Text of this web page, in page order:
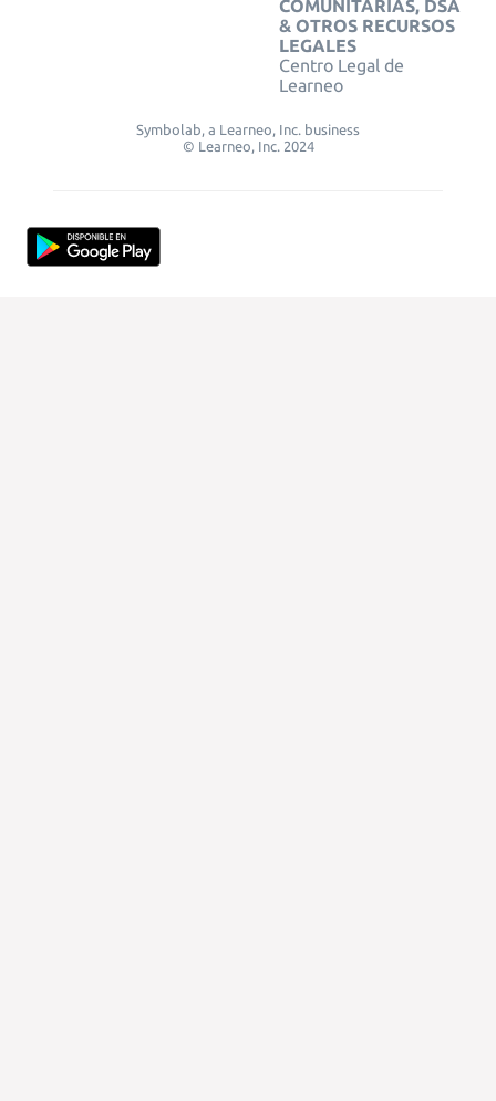
COMUNITARIAS, DSA
& OTROS RECURSOS
LEGALES
Centro Legal de
Learneo
Symbolab, a Learneo, Inc. business
© Learneo, Inc. 2024